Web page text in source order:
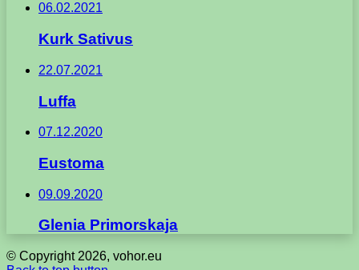
06.02.2021
Kurk Sativus
22.07.2021
Luffa
07.12.2020
Eustoma
09.09.2020
Glenia Primorskaja
© Copyright 2026, vohor.eu